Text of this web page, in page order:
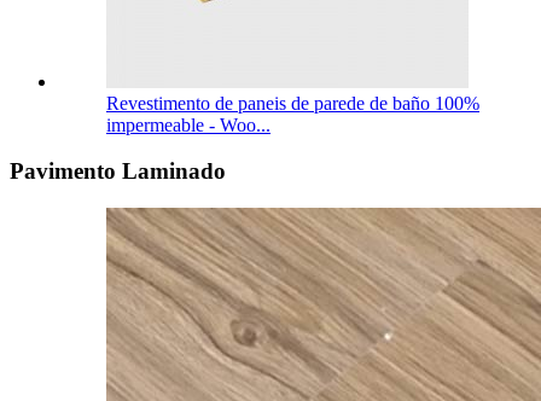
Revestimento de paneis de parede de baño 100%
impermeable - Woo...
Pavimento Laminado